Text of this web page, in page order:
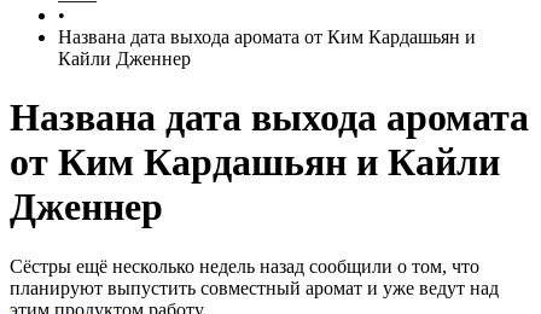
•
Названа дата выхода аромата от Ким Кардашьян и
Кайли Дженнер
Названа дата выхода аромата
от Ким Кардашьян и Кайли
Дженнер
Сёстры ещё несколько недель назад сообщили о том, что
планируют выпустить совместный аромат и уже ведут над
этим продуктом работу.